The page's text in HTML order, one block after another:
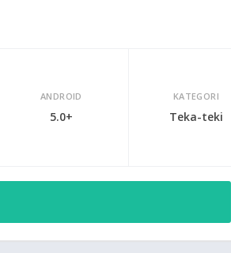
ANDROID
5.0+
KATEGORI
Teka-teki